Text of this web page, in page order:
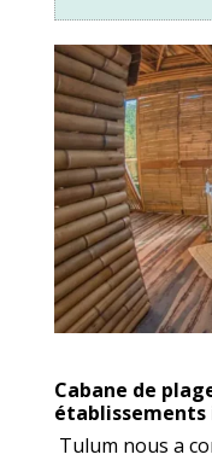
Cabane de
établissements
Tulum nous a